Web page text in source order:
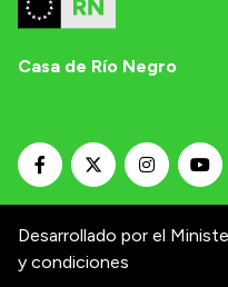
Casa de Río Negro
Desarrollado por el
y condiciones